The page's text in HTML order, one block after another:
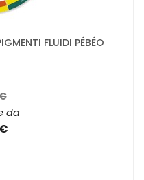
FLUIDI PÉBÉO
da